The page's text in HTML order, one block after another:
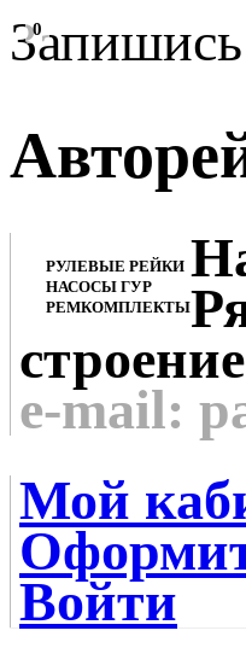
РУЛЕВЫЕ РЕЙКИ
НАСОСЫ ГУР
РЕМКОМПЛЕКТЫ
e-mail:
Мой
Войти
0